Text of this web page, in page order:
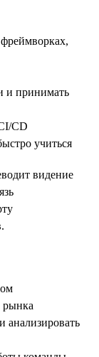
и принимать
CD
учиться
видение
рынка
анализировать